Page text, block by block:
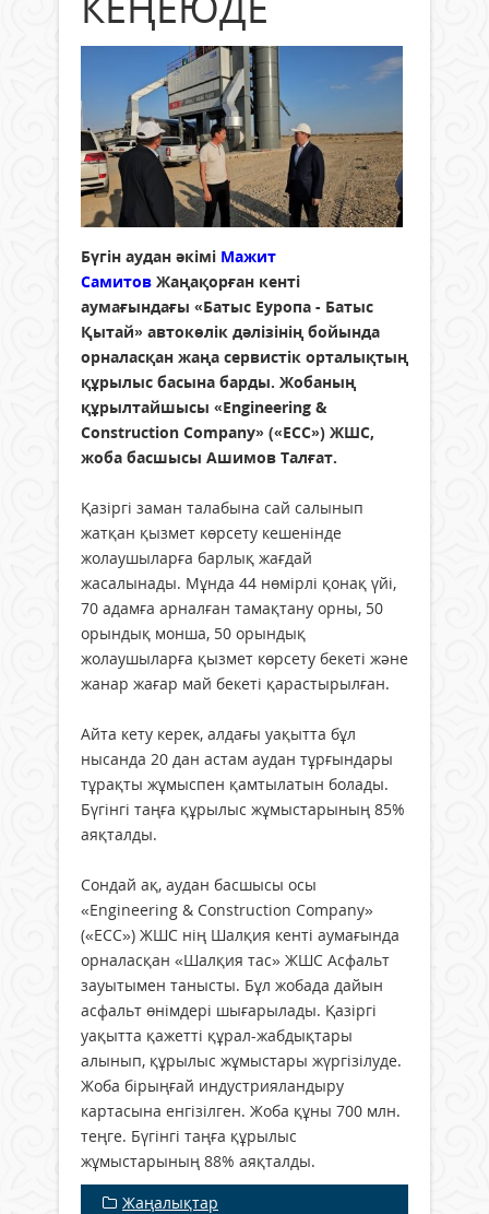
Бүгін аудан әкімі Мажит
Самитов Жаңақорған кенті
аумағындағы «Батыс Еуропа - Батыс
Қытай» автокөлік дәлізінің бойында
орналасқан жаңа сервистік орталықтың
құрылыс басына барды. Жобаның
құрылтайшысы «Engineering &
Construction Company» («ЕСС») ЖШС,
жоба басшысы Ашимов Талғат.
Қазіргі заман талабына сай салынып
жатқан қызмет көрсету кешенінде
жолаушыларға барлық жағдай
жасалынады. Мұнда 44 нөмірлі қонақ үйі,
70 адамға арналған тамақтану орны, 50
орындық монша, 50 орындық
жолаушыларға қызмет көрсету бекеті және
жанар жағар май бекеті қарастырылған.
Айта кету керек, алдағы уақытта бұл
нысанда 20 дан астам аудан тұрғындары
тұрақты жұмыспен қамтылатын болады.
Бүгінгі таңға құрылыс жұмыстарының 85%
аяқталды.
Сондай ақ, аудан басшысы осы
«Engineering & Construction Company»
(«ЕСС») ЖШС нің Шалқия кенті аумағында
орналасқан «Шалқия тас» ЖШС Асфальт
зауытымен танысты. Бұл жобада дайын
асфальт өнімдері шығарылады. Қазіргі
уақытта қажетті құрал-жабдықтары
алынып, құрылыс жұмыстары жүргізілуде.
Жоба бірыңғай индустрияландыру
картасына енгізілген. Жоба құны 700 млн.
теңге. Бүгінгі таңға құрылыс
жұмыстарының 88% аяқталды.
Жаңалықтар